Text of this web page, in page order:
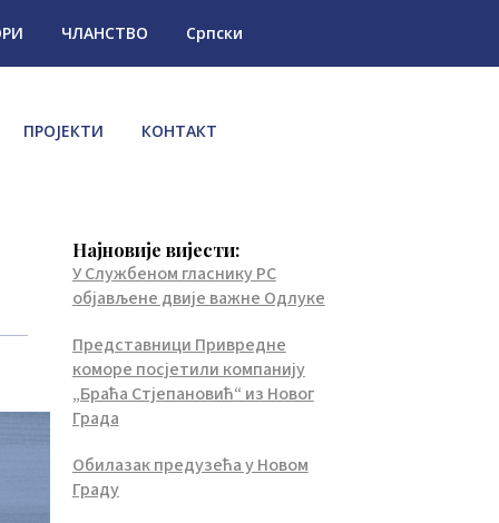
ЧЛАНСТВО Српски
ПРОЈЕКТИ КОНТАКТ
Најновије вијести:
У Службеном гласнику РС
објављене двије важне Одлуке
Представници Привредне
коморе посјетили компанију
„Браћа Стјепановић“ из Новог
Града
Обилазак предузећа у Новом
Граду